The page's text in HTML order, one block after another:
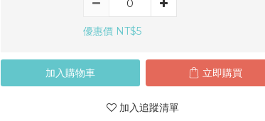
優惠價 NT$5
加入購物車 立即購買
加入追蹤清單